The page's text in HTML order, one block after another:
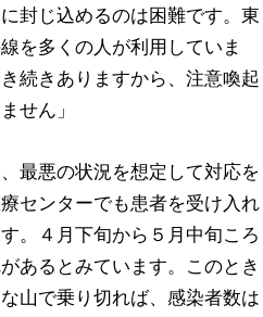
封じ込めるのは困難です。東
を多くの人が利用していま
続きありますから、注意喚起
せん」
最悪の状況を想定して対応を
センターでも患者を受け入れ
。４月下旬から５月中旬ころ
あるとみています。このとき
山で乗り切れば、感染者数は